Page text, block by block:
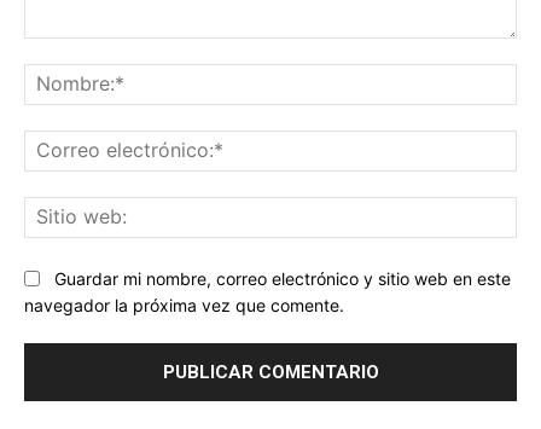
Guardar mi nombre, correo electrónico y sitio web en este
navegador la próxima vez que comente.